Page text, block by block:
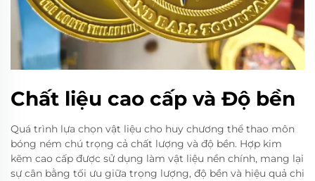
Chất liệu cao cấp và Độ bền
Quá trình lựa chọn vật liệu cho huy chương thể thao môn
bóng ném chú trọng cả chất lượng và độ bền. Hợp kim
kẽm cao cấp được sử dụng làm vật liệu nền chính, mang lại
sự cân bằng tối ưu giữa trọng lượng, độ bền và hiệu quả chi